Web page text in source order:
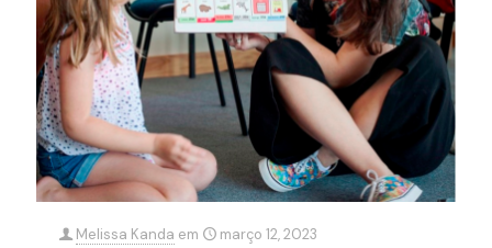
Melissa Kanda em março 12, 2023